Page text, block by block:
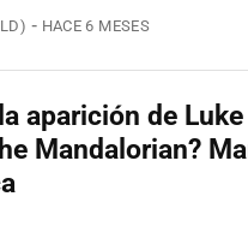
HACE 6 MESES
aparición de Luke
Mandalorian?